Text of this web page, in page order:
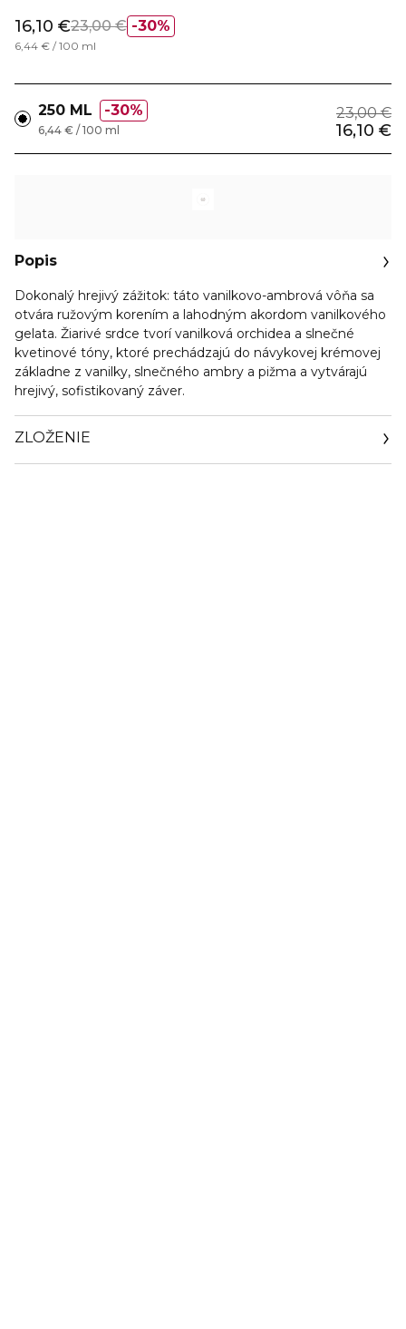
30%
16,10 €23,00 €
6,44 € / 100 ml
250 ML 30% 23,00 €
16,10 €
6,44 € / 100 ml
Popis
Dokonalý hrejivý zážitok: táto vanilkovo-ambrová vôňa sa
otvára ružovým korením a lahodným akordom vanilkového
gelata. Žiarivé srdce tvorí vanilková orchidea a slnečné
kvetinové tóny, ktoré prechádzajú do návykovej krémovej
základne z vanilky, slnečného ambry a pižma a vytvárajú
hrejivý, sofistikovaný záver.
ZLOŽENIE